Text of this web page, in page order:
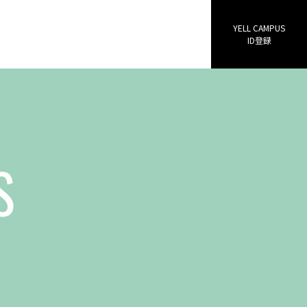
YELL CAMPUS
ID登録